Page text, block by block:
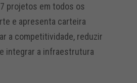
projetos em todos os
e apresenta carteira
a competitividade, reduzir
integrar a infraestrutura